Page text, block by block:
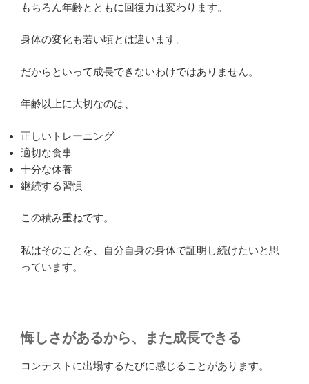
もちろん年齢とともに回復力は変わります。
身体の変化も若い頃とは違います。
だからといって成長できないわけではありません。
年齢以上に大切なのは、
正しいトレーニング
適切な食事
十分な休養
継続する習慣
この積み重ねです。
私はそのことを、自分自身の身体で証明し続けたいと思
っています。
悔しさがあるから、また成長できる
コンテストに出場するたびに感じることがあります。